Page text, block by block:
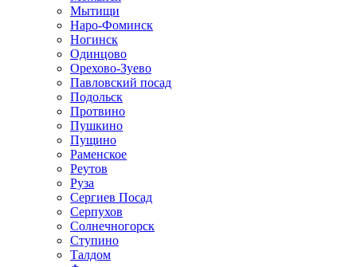
Мытищи
Наро-Фоминск
Ногинск
Одинцово
Орехово-Зуево
Павловский посад
Подольск
Протвино
Пушкино
Пущино
Раменское
Реутов
Руза
Сергиев Посад
Серпухов
Солнечногорск
Ступино
Талдом